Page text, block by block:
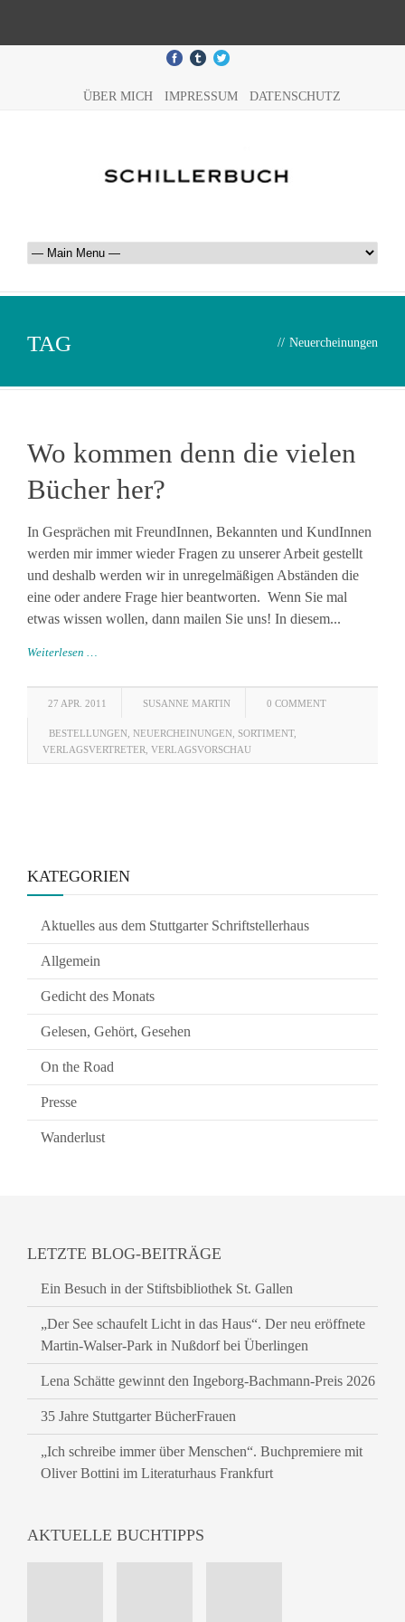
ÜBER MICH IMPRESSUM DATENSCHUTZ
TAG // Neuercheinungen
Wo kommen denn die vielen
Bücher her?
In Gesprächen mit FreundInnen, Bekannten und KundInnen
werden mir immer wieder Fragen zu unserer Arbeit gestellt
und deshalb werden wir in unregelmäßigen Abständen die
eine oder andere Frage hier beantworten. Wenn Sie mal
etwas wissen wollen, dann mailen Sie uns! In diesem...
Weiterlesen …
27 APR. 2011 SUSANNE MARTIN 0 COMMENT
BESTELLUNGEN NEUERCHEINUNGEN SORTIMENT,
VERLAGSVERTRETER VERLAGSVORSCHAU
KATEGORIEN
Aktuelles aus dem Stuttgarter Schriftstellerhaus
Allgemein
Gedicht des Monats
Gelesen, Gehört, Gesehen
On the Road
Presse
Wanderlust
LETZTE BLOG-BEITRÄGE
Ein Besuch in der Stiftsbibliothek St. Gallen
„Der See schaufelt Licht in das Haus“. Der neu eröffnete
Martin-Walser-Park in Nußdorf bei Überlingen
Lena Schätte gewinnt den Ingeborg-Bachmann-Preis 2026
35 Jahre Stuttgarter BücherFrauen
„Ich schreibe immer über Menschen“. Buchpremiere mit
Oliver Bottini im Literaturhaus Frankfurt
AKTUELLE BUCHTIPPS